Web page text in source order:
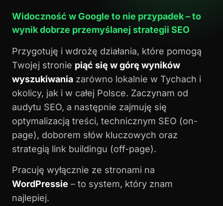
Widoczność w Google to nie przypadek – to
wynik dobrze przemyślanej strategii SEO
Przygotuję i wdrożę działania, które pomogą
Twojej stronie piąć się w górę wyników
wyszukiwania zarówno lokalnie w Tychach i
okolicy, jak i w całej Polsce. Zaczynam od
audytu SEO, a następnie zajmuję się
optymalizacją treści, technicznym SEO (on-
page), doborem słów kluczowych oraz
strategią link buildingu (off-page).
Pracuję wyłącznie ze stronami na
WordPressie – to system, który znam
najlepiej.